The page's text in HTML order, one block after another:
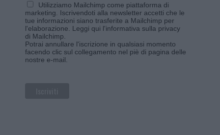
Utilizziamo Mailchimp come piattaforma di
marketing. Iscrivendoti alla newsletter accetti che le
tue informazioni siano trasferite a Mailchimp per
l'elaborazione. Leggi qui l'informativa sulla privacy
di Mailchimp
Potrai annullare l'iscrizione in qualsiasi momento
facendo clic sul collegamento nel piè di pagina delle
nostre e-mail.